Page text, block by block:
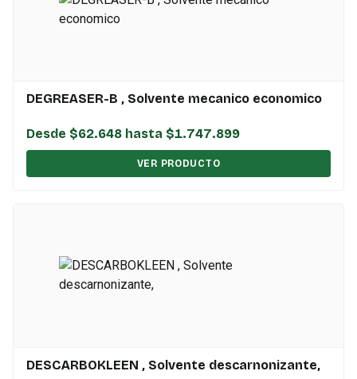
DEGREASER-B , Solvente mecanico economico
Desde $62.648 hasta $1.747.899
VER PRODUCTO
DESCARBOKLEEN , Solvente descarnonizante,